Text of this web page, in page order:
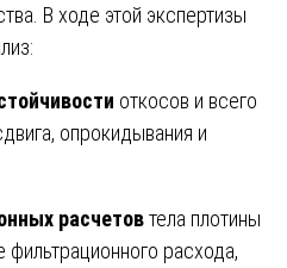
В ходе этой экспертизы
откосов и всего
опрокидывания и
расчетовтела плотины
расхода,